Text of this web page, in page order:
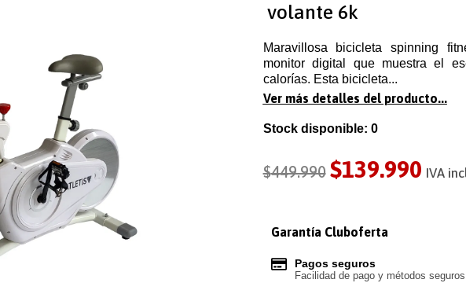
volante 6k
Maravillosa bicicleta spinning
monitor digital que muestra el
calorías. Esta bicicleta...
Ver más detalles del producto...
Stock disponible: 0
$449.990 $139.990 IVA
Garantía Cluboferta
Pagos seguros
Facilidad de pago y métodos